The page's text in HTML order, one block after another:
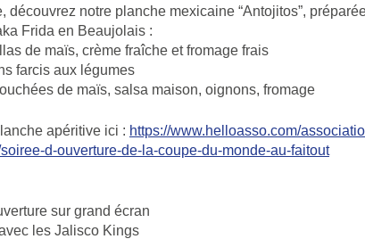
découvrez notre planche mexicaine “Antojitos”,
Frida en Beaujolais :
de maïs, crème fraîche et fromage frais
farcis aux légumes
de maïs, salsa maison, oignons, fromage
apéritive ici : https://www.helloasso.com/
d-ouverture-de-la-coupe-du-monde-au-faitout
sur grand écran
les Jalisco Kings